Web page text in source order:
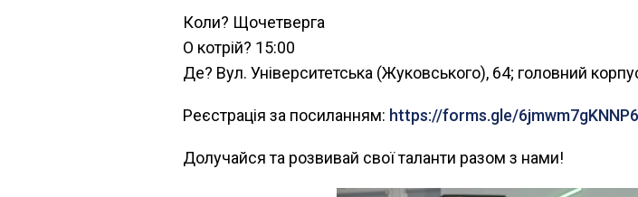
Коли? Щочетверга
О котрій? 15:00
Де? Вул. Університетська (Жуковського), 64; головний
Реєстрація за посиланням: https://forms.gle/
Долучайся та розвивай свої таланти разом з нами!